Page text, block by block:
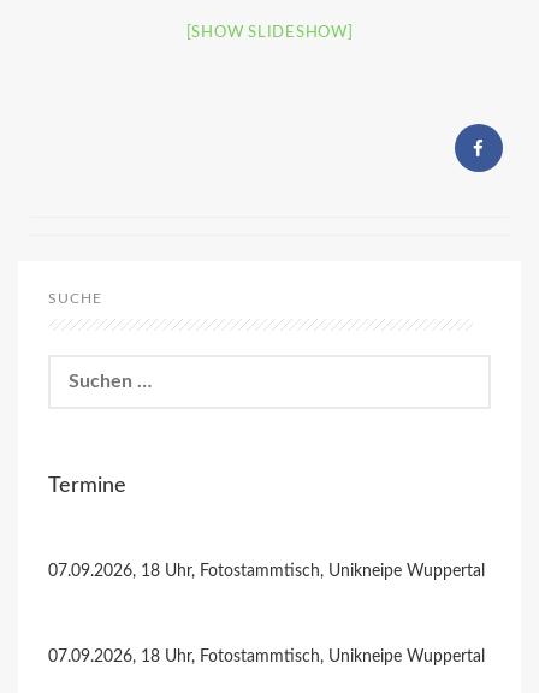
[SHOW SLIDESHOW]
SUCHE
nach:
Termine
07.09.2026, 18 Uhr, Fotostammtisch, Unikneipe Wuppertal
07.09.2026, 18 Uhr, Fotostammtisch, Unikneipe Wuppertal